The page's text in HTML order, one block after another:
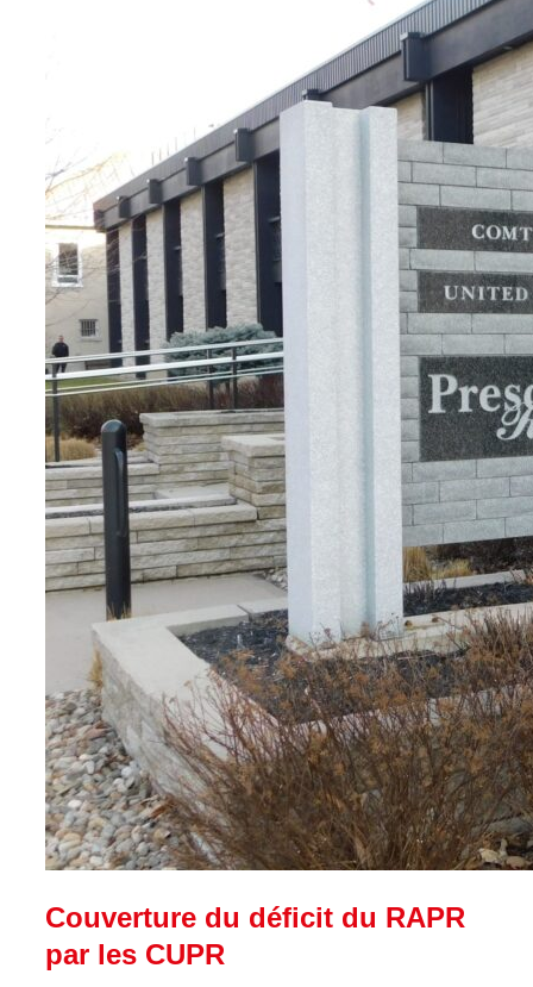
Couverture du déficit du RAPR
par les CUPR